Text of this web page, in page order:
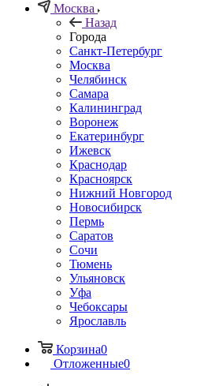
Москва
Назад
Города
Санкт-Петербург
Москва
Челябинск
Самара
Калининград
Воронеж
Екатеринбург
Ижевск
Краснодар
Красноярск
Нижний Новгород
Новосибирск
Пермь
Саратов
Сочи
Тюмень
Ульяновск
Уфа
Чебоксары
Ярославль
Корзина0
Отложенные0